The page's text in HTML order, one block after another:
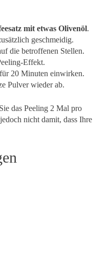
mit etwas Olivenöl.
geschmeidig.
die betroffenen Stellen.
Effekt.
20 Minuten einwirken.
Pulver wieder ab.
das Peeling 2 Mal pro
nicht damit, dass Ihre